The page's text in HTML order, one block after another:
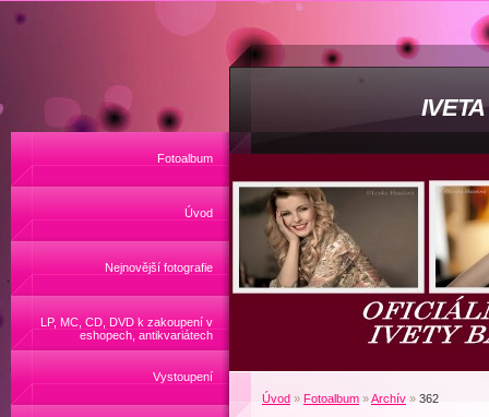
Fotoalbum
Úvod
Nejnovější fotografie
LP, MC, CD, DVD k zakoupení v
eshopech, antikvariátech
Vystoupení
Úvod » Fotoalbum »Archív » 362